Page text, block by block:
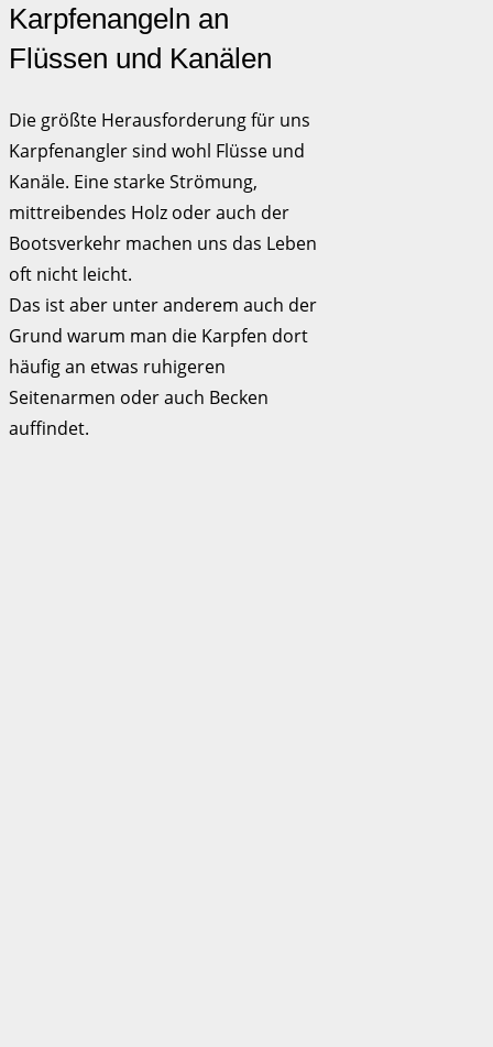
Karpfenangeln an
Flüssen und Kanälen
Die größte Herausforderung für uns
Karpfenangler sind wohl Flüsse und
Kanäle. Eine starke Strömung,
mittreibendes Holz oder auch der
Bootsverkehr machen uns das Leben
oft nicht leicht.
Das ist aber unter anderem auch der
Grund warum man die Karpfen dort
häufig an etwas ruhigeren
Seitenarmen oder auch Becken
auffindet.